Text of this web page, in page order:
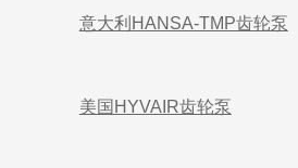
意大利HANSA-TMP齿轮泵
美国HYVAIR齿轮泵